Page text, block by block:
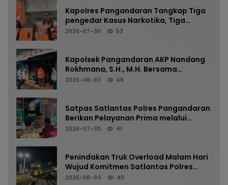
Kapolres Pangandaran Tangkap Tiga
pengedar Kasus Narkotika, Tiga
Tersangka Diamankan dengan Barang
2026-07-30 53
Kapolsek Pangandaran AKP Nandang
Rokhmana, S.H., M.H. Bersama
Anggota Cek TKP Kebakaran Ruko
2026-08-03 48
Satpas Satlantas Polres Pangandaran
Berikan Pelayanan Prima melalui
Verifikasi Berkas Pemohon SIM Secara
2026-07-30 41
Penindakan Truk Overload Malam Hari
Wujud Komitmen Satlantas Polres
Pangandaran Menjaga Keselamatan
2026-08-04 40